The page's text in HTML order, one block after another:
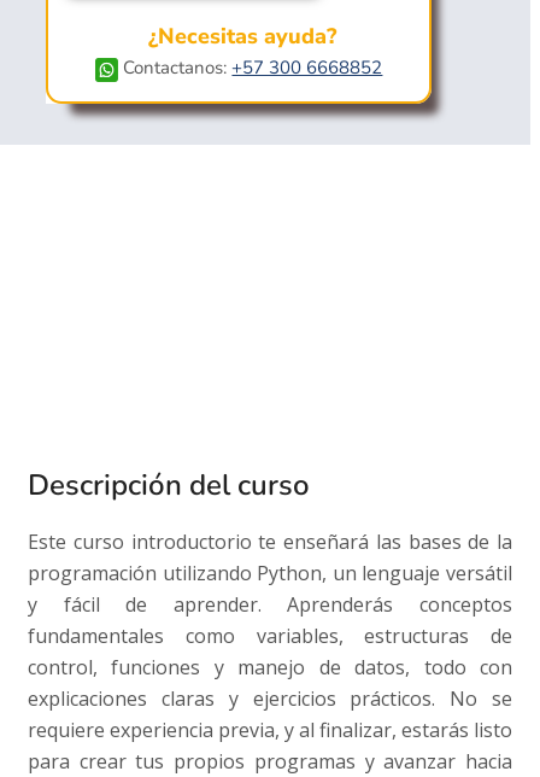
¿Necesitas ayuda?
Contactanos:+57 300 6668852
Descripción del curso
Este curso introductorio te enseñará las bases de la
programación utilizando Python, un lenguaje versátil
y fácil de aprender. Aprenderás conceptos
fundamentales como variables, estructuras de
control, funciones y manejo de datos, todo con
explicaciones claras y ejercicios prácticos. No se
requiere experiencia previa, y al finalizar, estarás listo
para crear tus propios programas y avanzar hacia